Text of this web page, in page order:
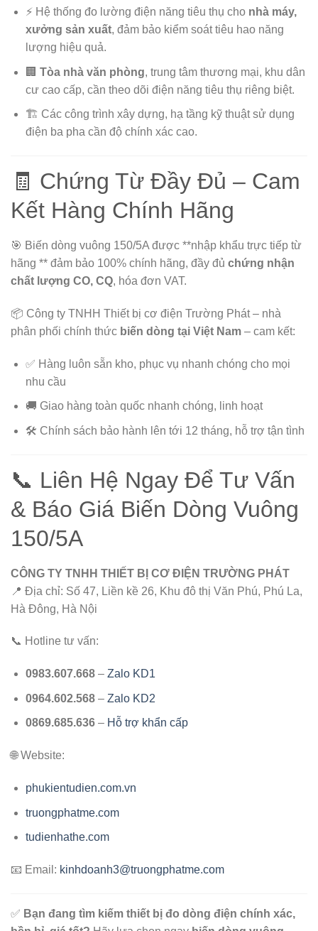
⚡ Hệ thống đo lường điện năng tiêu thụ cho nhà máy,
xưởng sản xuất, đảm bảo kiểm soát tiêu hao năng
lượng hiệu quả.
🏢 Tòa nhà văn phòng, trung tâm thương mại, khu dân
cư cao cấp, cần theo dõi điện năng tiêu thụ riêng biệt.
🏗️ Các công trình xây dựng, hạ tầng kỹ thuật sử dụng
điện ba pha cần độ chính xác cao.
🧾 Chứng Từ Đầy Đủ – Cam
Kết Hàng Chính Hãng
🎯 Biến dòng vuông 150/5A được **nhập khẩu trực tiếp từ
hãng ** đảm bảo 100% chính hãng, đầy đủ chứng nhận
chất lượng CO, CQ, hóa đơn VAT.
📦 Công ty TNHH Thiết bị cơ điện Trường Phát – nhà
phân phối chính thức biến dòng tại Việt Nam – cam kết:
✅ Hàng luôn sẵn kho, phục vụ nhanh chóng cho mọi
nhu cầu
🚚 Giao hàng toàn quốc nhanh chóng, linh hoạt
🛠️ Chính sách bảo hành lên tới 12 tháng, hỗ trợ tận tình
📞 Liên Hệ Ngay Để Tư Vấn
& Báo Giá Biến Dòng Vuông
150/5A
CÔNG TY TNHH THIẾT BỊ CƠ ĐIỆN TRƯỜNG PHÁT
📍 Địa chỉ: Số 47, Liền kề 26, Khu đô thị Văn Phú, Phú La,
Hà Đông, Hà Nội
📞 Hotline tư vấn:
0983.607.668– Zalo KD1
0964.602.568– Zalo KD2
0869.685.636– Hỗ trợ khẩn cấp
🌐 Website:
phukientudien.com.vn
truongphatme.com
tudienhathe.com
📧 Email: kinhdoanh3@truongphatme.com
✅ Bạn đang tìm kiếm thiết bị đo dòng điện chính xác,